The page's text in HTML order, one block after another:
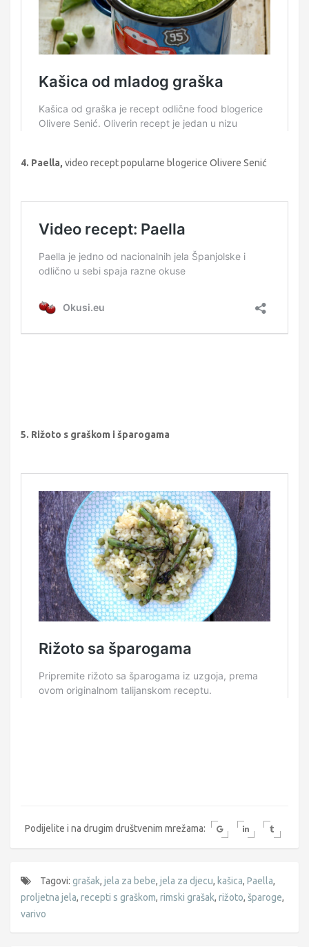
4. Paella, video recept popularne blogerice Olivere Senić
5. Rižoto s graškom i šparogama
Podijelite i na drugim društvenim mrežama:
Tagovi: grašak, jela za bebe, jela za djecu, kašica, Paella,
proljetna jela, recepti s graškom, rimski grašak, rižoto, šparoge,
varivo